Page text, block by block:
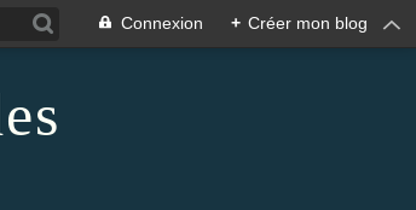
Connexion + Créer mon blog